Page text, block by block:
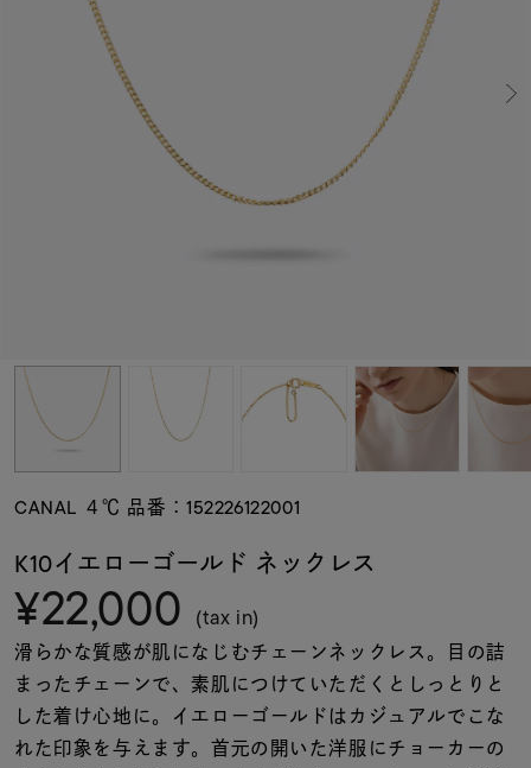
Canal４℃
ネックレスチェーン
誕生石
モチーフ
ファッションテイス
ト
着用シーン
CANAL ４℃ 品番：152226122001
K10イエローゴールド ネックレス
¥22,000 (tax in)
滑らかな質感が肌になじむチェーンネックレス。目の詰
まったチェーンで、素肌につけていただくとしっとりと
した着け心地に。イエローゴールドはカジュアルでこな
れた印象を与えます。首元の開いた洋服にチョーカーの